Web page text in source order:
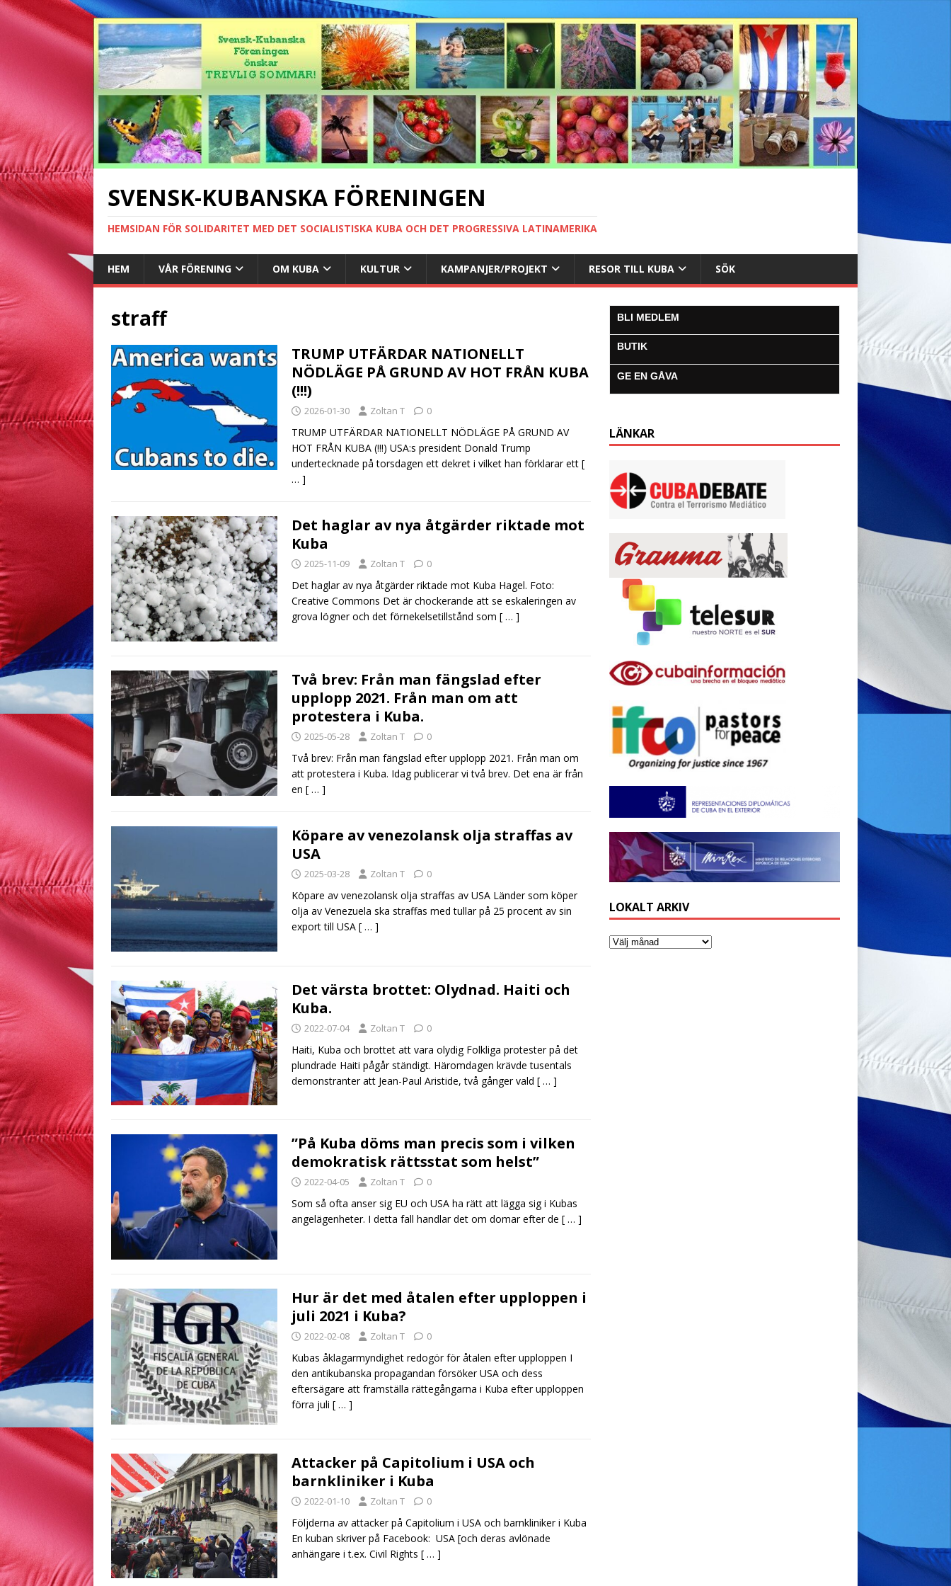
SVENSK-KUBANSKA FÖRENINGEN
HEMSIDAN FÖR SOLIDARITET MED DET SOCIALISTISKA KUBA OCH DET PROGRESSIVA LATINAMERIKA
HEM VÅR FÖRENING OM KUBA KULTUR KAMPANJER/PROJEKT RESOR TILL KUBA SÖK
straff
TRUMP UTFÄRDAR NATIONELLT
NÖDLÄGE PÅ GRUND AV HOT FRÅN KUBA
(!!!)
2026-01-30 Zoltan T 0
TRUMP UTFÄRDAR NATIONELLT NÖDLÄGE PÅ GRUND AV
HOT FRÅN KUBA (!!!) USA:s president Donald Trump
undertecknade på torsdagen ett dekret i vilket han förklarar ett [
… ]
Det haglar av nya åtgärder riktade mot
Kuba
2025-11-09 Zoltan T 0
Det haglar av nya åtgärder riktade mot Kuba Hagel. Foto:
Creative Commons Det är chockerande att se eskaleringen av
grova lögner och det förnekelsetillstånd som [ … ]
Två brev: Från man fängslad efter
upplopp 2021. Från man om att
protestera i Kuba.
2025-05-28 Zoltan T 0
Två brev: Från man fängslad efter upplopp 2021. Från man om
att protestera i Kuba. Idag publicerar vi två brev. Det ena är från
en [ … ]
Köpare av venezolansk olja straffas av
USA
2025-03-28 Zoltan T 0
Köpare av venezolansk olja straffas av USA Länder som köper
olja av Venezuela ska straffas med tullar på 25 procent av sin
export till USA [ … ]
Det värsta brottet: Olydnad. Haiti och
Kuba.
2022-07-04 Zoltan T 0
Haiti, Kuba och brottet att vara olydig Folkliga protester på det
plundrade Haiti pågår ständigt. Häromdagen krävde tusentals
demonstranter att Jean-Paul Aristide, två gånger vald [ … ]
”På Kuba döms man precis som i vilken
demokratisk rättsstat som helst”
2022-04-05 Zoltan T 0
Som så ofta anser sig EU och USA ha rätt att lägga sig i Kubas
angelägenheter. I detta fall handlar det om domar efter de [ … ]
Hur är det med åtalen efter upploppen i
juli 2021 i Kuba?
2022-02-08 Zoltan T 0
Kubas åklagarmyndighet redogör för åtalen efter upploppen I
den antikubanska propagandan försöker USA och dess
eftersägare att framställa rättegångarna i Kuba efter upploppen
förra juli [ … ]
Attacker på Capitolium i USA och
barnkliniker i Kuba
2022-01-10 Zoltan T 0
Följderna av attacker på Capitolium i USA och barnkliniker i Kuba
En kuban skriver på Facebook: USA [och deras avlönade
anhängare i t.ex. Civil Rights [ … ]
BLI MEDLEM
BUTIK
GE EN GÅVA
LÄNKAR
LOKALT ARKIV